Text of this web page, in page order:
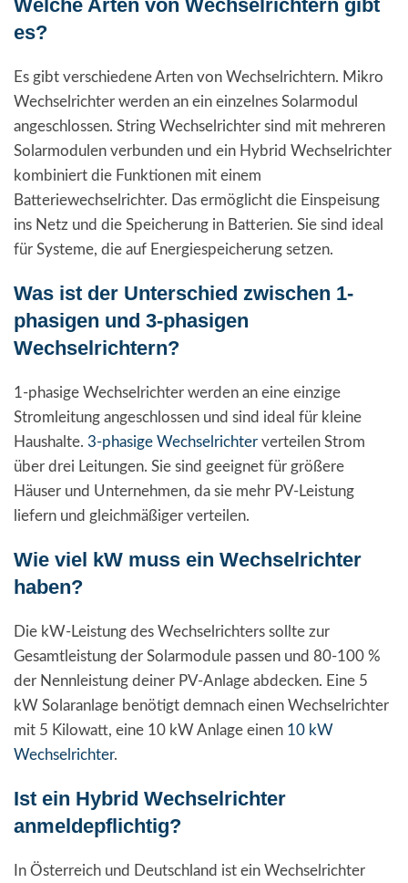
Welche Arten von Wechselrichtern gibt
es?
Es gibt verschiedene Arten von Wechselrichtern. Mikro
Wechselrichter werden an ein einzelnes Solarmodul
angeschlossen. String Wechselrichter sind mit mehreren
Solarmodulen verbunden und ein Hybrid Wechselrichter
kombiniert die Funktionen mit einem
Batteriewechselrichter. Das ermöglicht die Einspeisung
ins Netz und die Speicherung in Batterien. Sie sind ideal
für Systeme, die auf Energiespeicherung setzen.
Was ist der Unterschied zwischen 1-
phasigen und 3-phasigen
Wechselrichtern?
1-phasige Wechselrichter werden an eine einzige
Stromleitung angeschlossen und sind ideal für kleine
Haushalte. 3-phasige Wechselrichter verteilen Strom
über drei Leitungen. Sie sind geeignet für größere
Häuser und Unternehmen, da sie mehr PV-Leistung
liefern und gleichmäßiger verteilen.
Wie viel kW muss ein Wechselrichter
haben?
Die kW-Leistung des Wechselrichters sollte zur
Gesamtleistung der Solarmodule passen und 80-100 %
der Nennleistung deiner PV-Anlage abdecken. Eine 5
kW Solaranlage benötigt demnach einen Wechselrichter
mit 5 Kilowatt, eine 10 kW Anlage einen 10 kW
Wechselrichter.
Ist ein Hybrid Wechselrichter
anmeldepflichtig?
In Österreich und Deutschland ist ein Wechselrichter